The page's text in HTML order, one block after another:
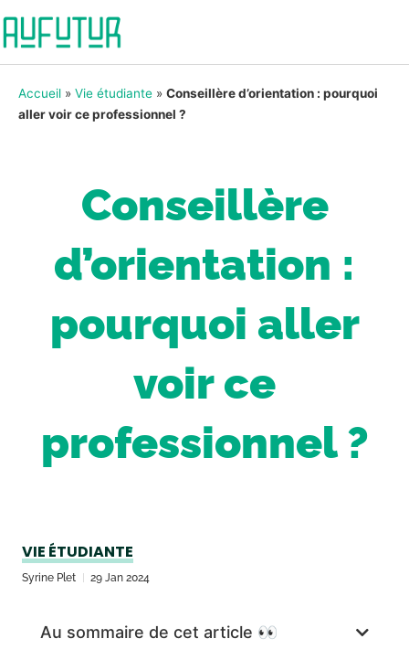
Accueil » Vie étudiante » Conseillère d’orientation : pourquoi
aller voir ce professionnel ?
Conseillère
d’orientation :
pourquoi aller
voir ce
professionnel ?
VIE ÉTUDIANTE
Syrine Plet 29 Jan 2024
Au sommaire de cet article 👀